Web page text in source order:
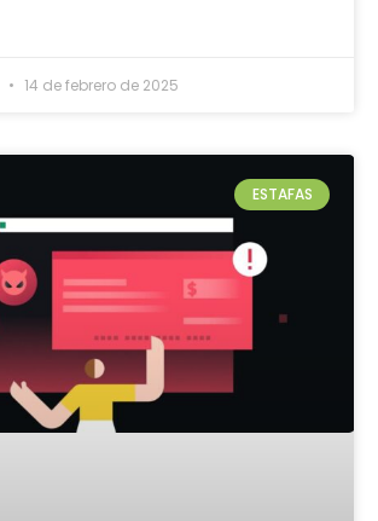
14 de febrero de 2025
ESTAFAS